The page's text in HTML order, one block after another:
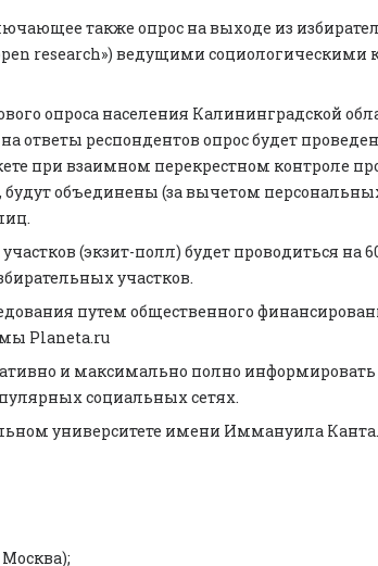
также опрос на выходе из
research») ведущими
опроса населения Калининградской
ответы респондентов опрос будет
при взаимном перекрестном контроле
объединены (за вычетом
(экзит-полл) будет проводиться на 60
участков.
путем общественного
Planeta.ru
и максимально полно информировать
социальных сетях.
университете имени Иммануила Канта.